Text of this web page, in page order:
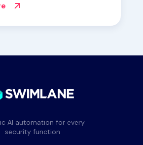
AI automation for every
security function